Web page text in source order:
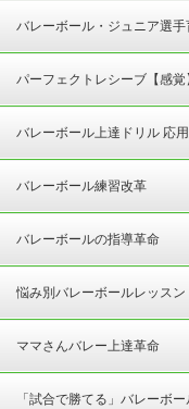
バレーボール・ジュニア選
パーフェクトレシーブ【感覚
バレーボール上達ドリル 応
バレーボール練習改革
バレーボールの指導革命
悩み別バレーボールレッスン
ママさんバレー上達革命
「試合で勝てる」バレーボ